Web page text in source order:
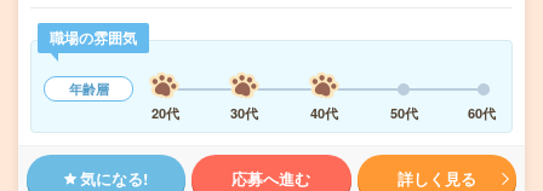
職場の雰囲気
年齢層
20代
30代 40代 50代 60代
気になる! 応募へ進む 詳しく見る